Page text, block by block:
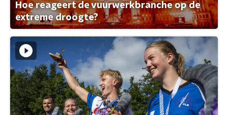
Hoe reageert de vuurwerkbranche op de
extreme droogte?